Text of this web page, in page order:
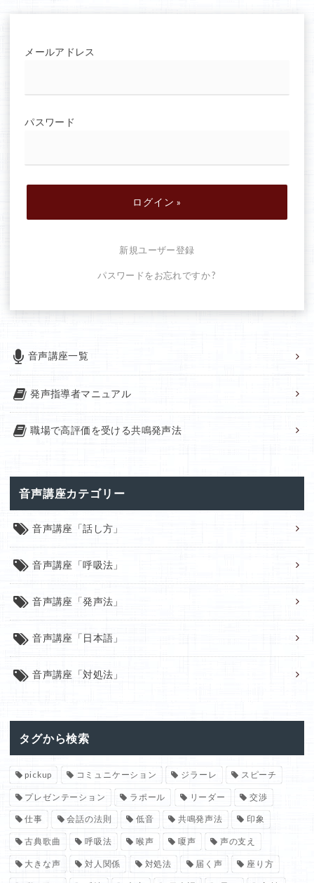
メールアドレス
パスワード
新規ユーザー登録
パスワードをお忘れですか ?
音声講座一覧
発声指導者マニュアル
職場で高評価を受ける共鳴発声法
音声講座カテゴリー
音声講座「話し方」
音声講座「呼吸法」
音声講座「発声法」
音声講座「日本語」
音声講座「対処法」
タグから検索
pickup コミュニケーション ジラーレ スピーチ
プレゼンテーション ラポール リーダー 交渉
仕事 会話の法則 低音 共鳴発声法 印象
古典歌曲 呼吸法 喉声 嗄声 声の支え
大きな声 対人関係 対処法 届く声 座り方